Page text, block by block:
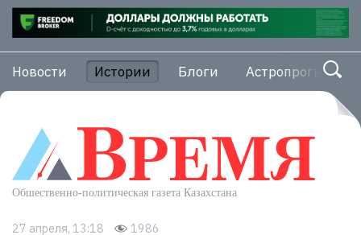
Новости Истории Блоги Астропрогноз
27 апреля, 13:18 1986